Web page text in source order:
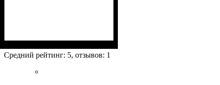
Средний рейтинг: 5, отзывов: 1